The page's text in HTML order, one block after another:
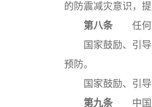
的防震减灾意识，
第八条 任何单
国家鼓励、引导
预防。
国家鼓励、引导
第九条 中国人